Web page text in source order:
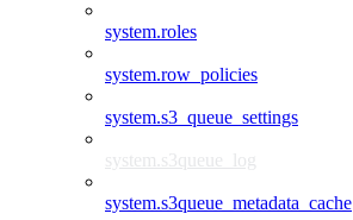
system.roles
system.row_policies
system.s3_queue_settings
system.s3queue_log
system.s3queue_metadata_cache